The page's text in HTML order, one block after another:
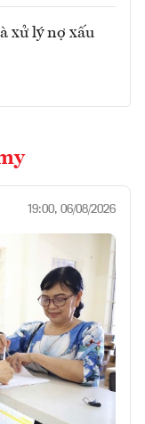
xử lý nợ xấu
19:00, 06/08/2026